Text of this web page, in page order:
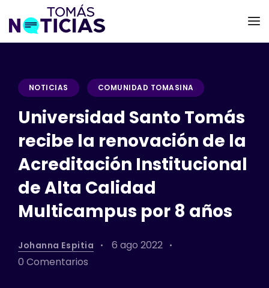
NOTICIAS COMUNIDAD TOMASINA
Universidad Santo Tomás
recibe la renovación de la
Acreditación Institucional
de Alta Calidad
Multicampus por 8 años
Johanna Espitia
6 ago 2022
0 Comentarios